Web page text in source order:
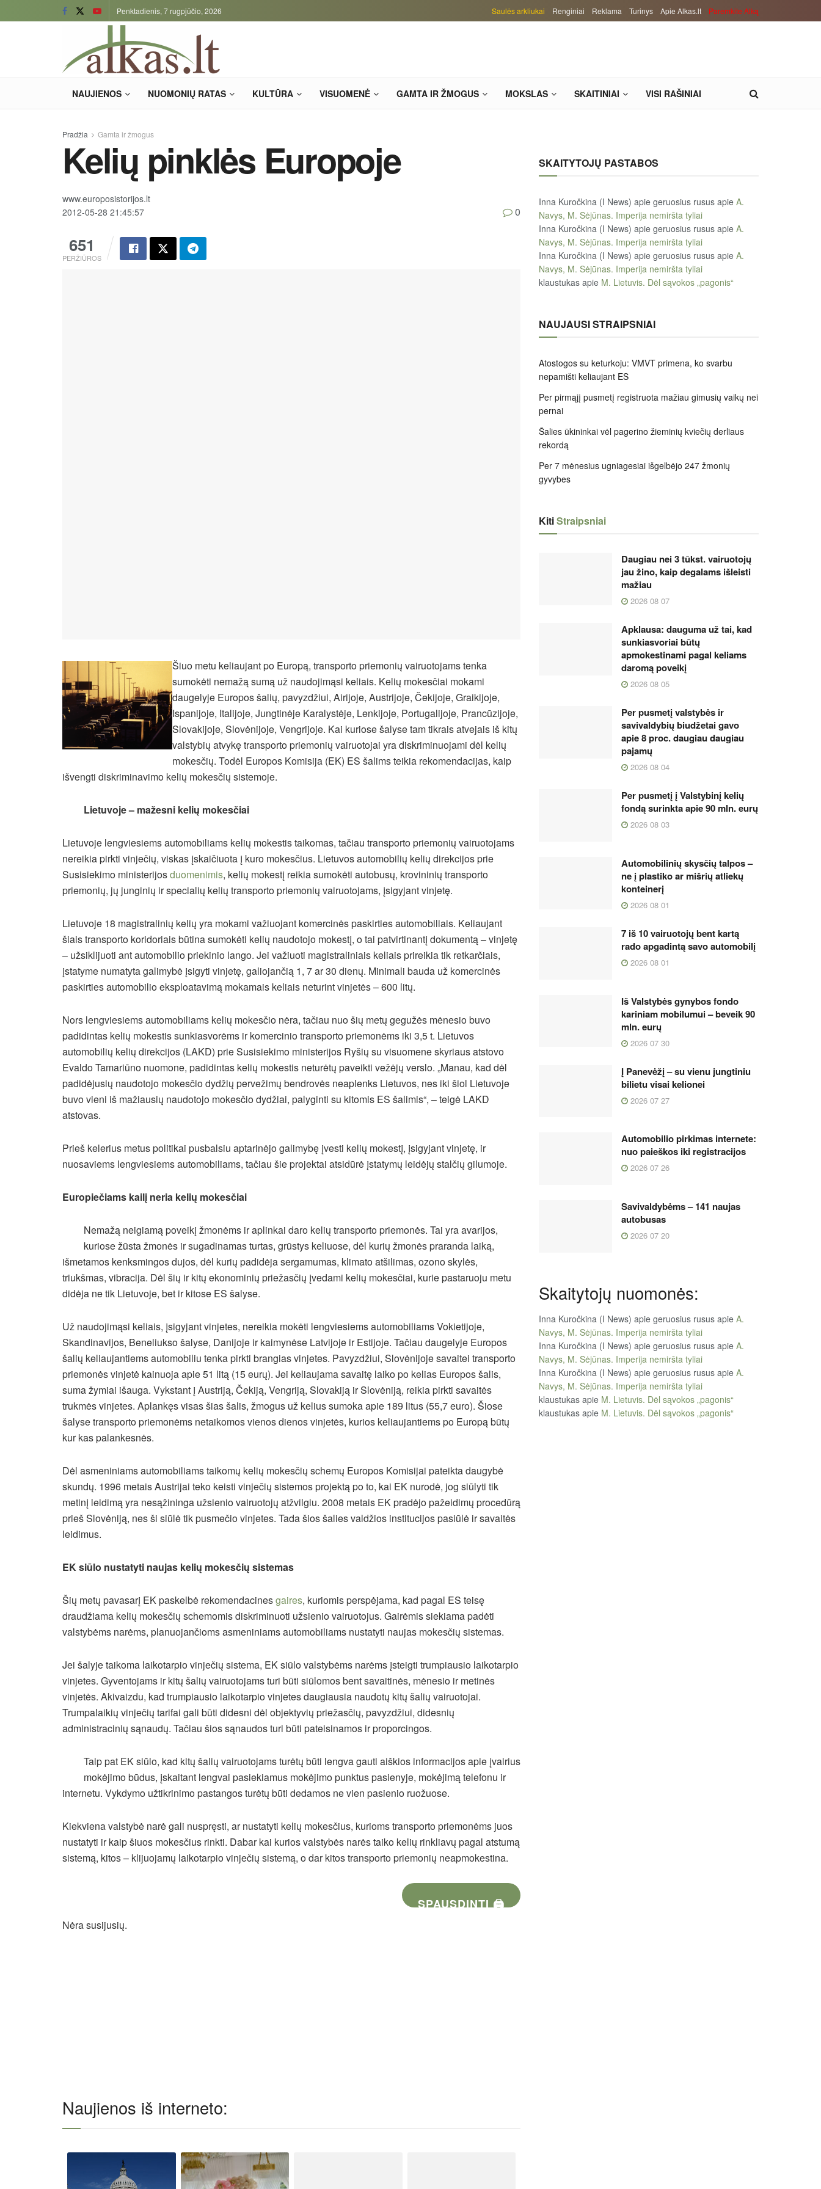
Penktadienis, 7 rugpjūčio, 2026 Saulės arkliukai Renginiai Reklama Turinys Apie Alkas.lt Paremkite Alką
NAUJIENOS NUOMONIŲ RATAS KULTŪRA VISUOMENĖ GAMTA IR ŽMOGUS MOKSLAS SKAITINIAI VISI RAŠINIAI
Pradžia Gamta ir žmogus
Kelių pinklės Europoje
www.europosistorijos.lt
2012-05-28 21:45:57
651
PERŽIŪROS
0
Šiuo metu keliaujant po Europą, transporto priemonių vairuotojams tenka
sumokėti nemažą sumą už naudojimąsi keliais. Kelių mokesčiai mokami
daugelyje Europos šalių, pavyzdžiui, Airijoje, Austrijoje, Čekijoje, Graikijoje,
Ispanijoje, Italijoje, Jungtinėje Karalystėje, Lenkijoje, Portugalijoje, Prancūzijoje,
Slovakijoje, Slovėnijoje, Vengrijoje. Kai kuriose šalyse tam tikrais atvejais iš kitų
valstybių atvykę transporto priemonių vairuotojai yra diskriminuojami dėl kelių
mokesčių. Todėl Europos Komisija (EK) ES šalims teikia rekomendacijas, kaip
išvengti diskriminavimo kelių mokesčių sistemoje.
Lietuvoje – mažesni kelių mokesčiai
Lietuvoje lengviesiems automobiliams kelių mokestis taikomas, tačiau transporto priemonių vairuotojams
nereikia pirkti vinječių, viskas įskaičiuota į kuro mokesčius. Lietuvos automobilių kelių direkcijos prie
Susisiekimo ministerijosduomenimis, kelių mokestį reikia sumokėti autobusų, krovininių transporto
priemonių, jų junginių ir specialių kelių transporto priemonių vairuotojams, įsigyjant vinjetę.
Lietuvoje 18 magistralinių kelių yra mokami važiuojant komercinės paskirties automobiliais. Keliaujant
šiais transporto koridoriais būtina sumokėti kelių naudotojo mokestį, o tai patvirtinantį dokumentą – vinjetę
– užsiklijuoti ant automobilio priekinio lango. Jei važiuoti magistraliniais keliais prireikia tik retkarčiais,
įstatyme numatyta galimybė įsigyti vinjetę, galiojančią 1, 7 ar 30 dienų. Minimali bauda už komercinės
paskirties automobilio eksploatavimą mokamais keliais neturint vinjetės – 600 litų.
Nors lengviesiems automobiliams kelių mokesčio nėra, tačiau nuo šių metų gegužės mėnesio buvo
padidintas kelių mokestis sunkiasvorėms ir komercinio transporto priemonėms iki 3,5 t. Lietuvos
automobilių kelių direkcijos (LAKD) prie Susisiekimo ministerijos Ryšių su visuomene skyriaus atstovo
Evaldo Tamariūno nuomone, padidintas kelių mokestis neturėtų paveikti vežėjų verslo. „Manau, kad dėl
padidėjusių naudotojo mokesčio dydžių pervežimų bendrovės neaplenks Lietuvos, nes iki šiol Lietuvoje
buvo vieni iš mažiausių naudotojo mokesčio dydžiai, palyginti su kitomis ES šalimis“, – teigė LAKD
atstovas.
Prieš kelerius metus politikai pusbalsiu aptarinėjo galimybę įvesti kelių mokestį, įsigyjant vinjetę, ir
nuosaviems lengviesiems automobiliams, tačiau šie projektai atsidūrė įstatymų leidėjų stalčių gilumoje.
Europiečiams kailį neria kelių mokesčiai
Nemažą neigiamą poveikį žmonėms ir aplinkai daro kelių transporto priemonės. Tai yra avarijos,
kuriose žūsta žmonės ir sugadinamas turtas, grūstys keliuose, dėl kurių žmonės praranda laiką,
išmetamos kenksmingos dujos, dėl kurių padidėja sergamumas, klimato atšilimas, ozono skylės,
triukšmas, vibracija. Dėl šių ir kitų ekonominių priežasčių įvedami kelių mokesčiai, kurie pastaruoju metu
didėja ne tik Lietuvoje, bet ir kitose ES šalyse.
Už naudojimąsi keliais, įsigyjant vinjetes, nereikia mokėti lengviesiems automobiliams Vokietijoje,
Skandinavijos, Beneliukso šalyse, Danijoje ir kaimynėse Latvijoje ir Estijoje. Tačiau daugelyje Europos
šalių keliaujantiems automobiliu tenka pirkti brangias vinjetes. Pavyzdžiui, Slovėnijoje savaitei transporto
priemonės vinjetė kainuoja apie 51 litą (15 eurų). Jei keliaujama savaitę laiko po kelias Europos šalis,
suma žymiai išauga. Vykstant į Austriją, Čekiją, Vengriją, Slovakiją ir Slovėniją, reikia pirkti savaitės
trukmės vinjetes. Aplankęs visas šias šalis, žmogus už kelius sumoka apie 189 litus (55,7 euro). Šiose
šalyse transporto priemonėms netaikomos vienos dienos vinjetės, kurios keliaujantiems po Europą būtų
kur kas palankesnės.
Dėl asmeniniams automobiliams taikomų kelių mokesčių schemų Europos Komisijai pateikta daugybė
skundų. 1996 metais Austrijai teko keisti vinječių sistemos projektą po to, kai EK nurodė, jog siūlyti tik
metinį leidimą yra nesąžininga užsienio vairuotojų atžvilgiu. 2008 metais EK pradėjo pažeidimų procedūrą
prieš Slovėniją, nes ši siūlė tik pusmečio vinjetes. Tada šios šalies valdžios institucijos pasiūlė ir savaitės
leidimus.
EK siūlo nustatyti naujas kelių mokesčių sistemas
Šių metų pavasarį EK paskelbė rekomendacinesgaires, kuriomis perspėjama, kad pagal ES teisę
draudžiama kelių mokesčių schemomis diskriminuoti užsienio vairuotojus. Gairėmis siekiama padėti
valstybėms narėms, planuojančioms asmeniniams automobiliams nustatyti naujas mokesčių sistemas.
Jei šalyje taikoma laikotarpio vinječių sistema, EK siūlo valstybėms narėms įsteigti trumpiausio laikotarpio
vinjetes. Gyventojams ir kitų šalių vairuotojams turi būti siūlomos bent savaitinės, mėnesio ir metinės
vinjetės. Akivaizdu, kad trumpiausio laikotarpio vinjetes daugiausia naudotų kitų šalių vairuotojai.
Trumpalaikių vinječių tarifai gali būti didesni dėl objektyvių priežasčių, pavyzdžiui, didesnių
administracinių sąnaudų. Tačiau šios sąnaudos turi būti pateisinamos ir proporcingos.
Taip pat EK siūlo, kad kitų šalių vairuotojams turėtų būti lengva gauti aiškios informacijos apie įvairius
mokėjimo būdus, įskaitant lengvai pasiekiamus mokėjimo punktus pasienyje, mokėjimą telefonu ir
internetu. Vykdymo užtikrinimo pastangos turėtų būti dedamos ne vien pasienio ruožuose.
Kiekviena valstybė narė gali nuspręsti, ar nustatyti kelių mokesčius, kurioms transporto priemonėms juos
nustatyti ir kaip šiuos mokesčius rinkti. Dabar kai kurios valstybės narės taiko kelių rinkliavų pagal atstumą
sistemą, kitos – klijuojamų laikotarpio vinječių sistemą, o dar kitos transporto priemonių neapmokestina.
SPAUSDINTI 🖨
Nėra susijusių.
Naujienos iš interneto:
SKAITYTOJŲ PASTABOS
Inna Kuročkina (I News) apie geruosius rusus apie A.
Navys, M. Sėjūnas. Imperija nemiršta tyliai
Inna Kuročkina (I News) apie geruosius rusus apie A.
Navys, M. Sėjūnas. Imperija nemiršta tyliai
Inna Kuročkina (I News) apie geruosius rusus apie A.
Navys, M. Sėjūnas. Imperija nemiršta tyliai
klaustukas apie M. Lietuvis. Dėl sąvokos „pagonis“
NAUJAUSI STRAIPSNIAI
Atostogos su keturkoju: VMVT primena, ko svarbu
nepamišti keliaujant ES
Per pirmąjį pusmetį registruota mažiau gimusių vaikų nei
pernai
Šalies ūkininkai vėl pagerino žieminių kviečių derliaus
rekordą
Per 7 mėnesius ugniagesiai išgelbėjo 247 žmonių
gyvybes
KitiStraipsniai
Daugiau nei 3 tūkst. vairuotojų
jau žino, kaip degalams išleisti
mažiau
2026 08 07
Apklausa: dauguma už tai, kad
sunkiasvoriai būtų
apmokestinami pagal keliams
daromą poveikį
2026 08 05
Per pusmetį valstybės ir
savivaldybių biudžetai gavo
apie 8 proc. daugiau daugiau
pajamų
2026 08 04
Per pusmetį į Valstybinį kelių
fondą surinkta apie 90 mln. eurų
2026 08 03
Automobilinių skysčių talpos –
ne į plastiko ar mišrių atliekų
konteinerį
2026 08 01
7 iš 10 vairuotojų bent kartą
rado apgadintą savo automobilį
2026 08 01
Iš Valstybės gynybos fondo
kariniam mobilumui – beveik 90
mln. eurų
2026 07 30
Į Panevėžį – su vienu jungtiniu
bilietu visai kelionei
2026 07 27
Automobilio pirkimas internete:
nuo paieškos iki registracijos
2026 07 26
Savivaldybėms – 141 naujas
autobusas
2026 07 20
Skaitytojų nuomonės:
Inna Kuročkina (I News) apie geruosius rusus apie A.
Navys, M. Sėjūnas. Imperija nemiršta tyliai
Inna Kuročkina (I News) apie geruosius rusus apie A.
Navys, M. Sėjūnas. Imperija nemiršta tyliai
Inna Kuročkina (I News) apie geruosius rusus apie A.
Navys, M. Sėjūnas. Imperija nemiršta tyliai
klaustukas apie M. Lietuvis. Dėl sąvokos „pagonis“
klaustukas apie M. Lietuvis. Dėl sąvokos „pagonis“